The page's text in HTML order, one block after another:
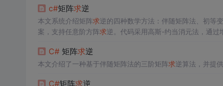
c#矩阵求逆
本文系统介绍矩阵求逆的四种数学方法：伴随矩阵法、初等
案，支持任意阶方阵求逆。代码采用高斯-约当消元法，通过
C#矩阵求逆
本文介绍了一种基于伴随矩阵法的三阶矩阵求逆算法，并提
C#矩阵求逆